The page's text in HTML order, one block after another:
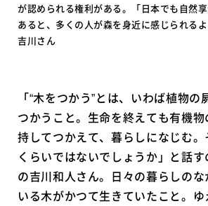
が認められる権利がある。「日本でも自然
あると、多くの人が森を身近に感じられる
吉川さん
「“木をつかう”とは、いわば植物
つかうこと。生命を終えても有機
持してつかえて、暮らしになじむ
くらいではないでしょうか」と話
の吉川和人さん。日々の暮らしの
いる木がかつて生きていたこと。